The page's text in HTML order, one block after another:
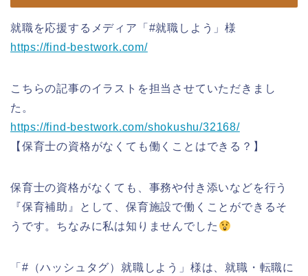
就職を応援するメディア「#就職しよう」様
https://find-bestwork.com/
こちらの記事のイラストを担当させていただきまし
た。
https://find-bestwork.com/shokushu/32168/
【保育士の資格がなくても働くことはできる？】
保育士の資格がなくても、事務や付き添いなどを行う
『保育補助』として、保育施設で働くことができるそ
うです。ちなみに私は知りませんでした
「#（ハッシュタグ）就職しよう」様は、就職・転職に